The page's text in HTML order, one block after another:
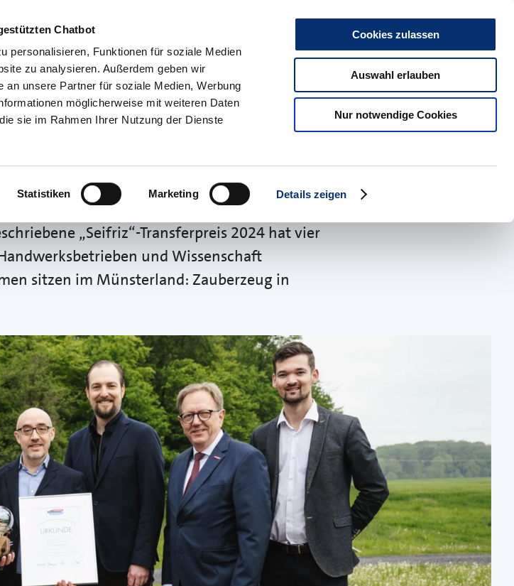
Chatbot
personalisieren, Funktionen für soziale Medien
zu analysieren. Außerdem geben wir
unsere Partner für soziale Medien, Werbung
möglicherweise mit weiteren Daten
sie im Rahmen Ihrer Nutzung der Dienste
Statistiken Marketing Details zeigen
Cookies zulassen
Auswahl erlauben
Nur notwendige Cookies
Presse & Medien Social Media
Center Politische Standpunkte
mehr Grün
und Partner aus der
„Seifriz“-Transferpreis 2024 hat vier
und Wissenschaft
sitzen im Münsterland: Zauberzeug in